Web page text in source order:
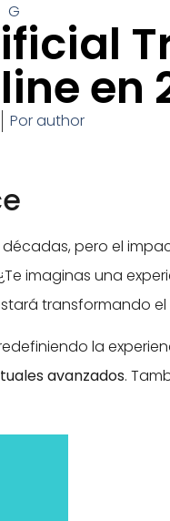
en
Porauthor
pero el
imaginas una
transformando
la
avanzados.